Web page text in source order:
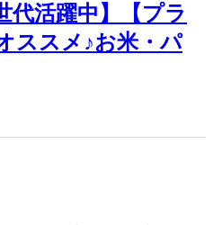
代活躍中】【プラ
ススメ♪お米・パ